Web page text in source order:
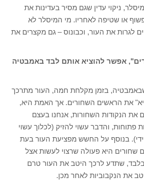
ניקוי עדין שגם מסיר בעדינות את
או שטיפה לאחריו. מי המיסלר לא
לגרות את העור, וכבונוס – גם מקצרים את
אפשר להוציא אותם לבד באמבטיה
שבאמבטיה, בזמן מקלחת חמה, העור מתרכך
את הראשים השחורים. אך האמת היא,
את הנקודות השחורות, אנחנו בעצם
פתוחות, והדבר עשוי להזיק (לכלוך עשוי
בנוסף על החשש מפציעת העור בעת
שחורים היא פעולה שרצוי לעשות אצל
שתדע לרכך היטב את העור טרם
את הנקבוביות לאחר מכן.